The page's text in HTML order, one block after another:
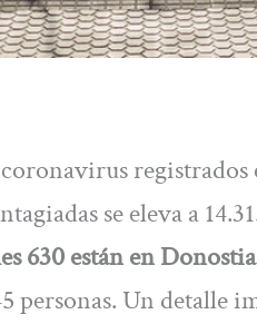
se eleva a
630 están en Donostia
personas. Un detalle